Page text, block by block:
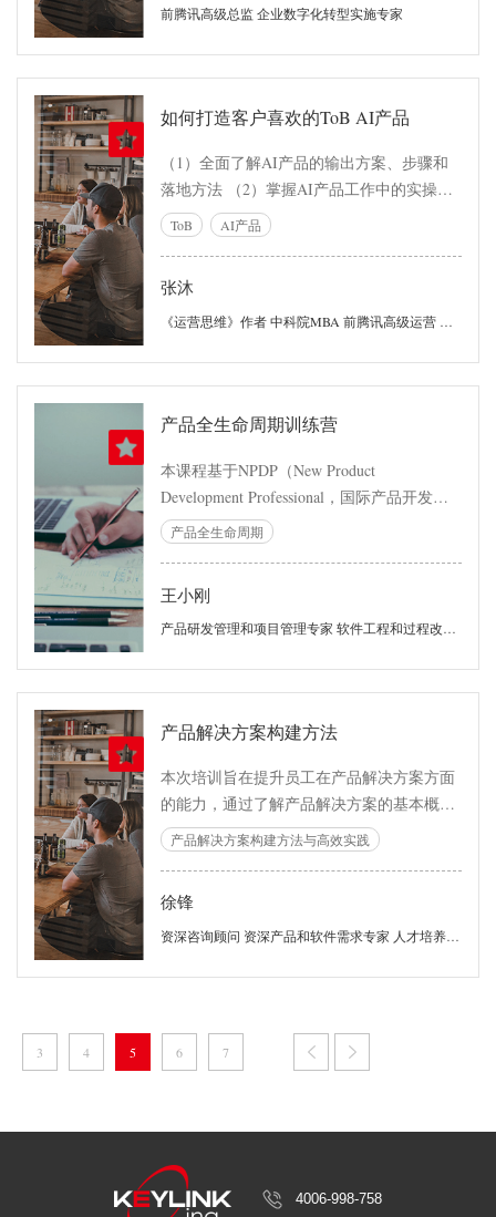
解产品经理在用户体验中的工作要点，学后
前腾讯高级总监 企业数字化转型实施专家
如何打造客户喜欢的ToB AI产品
（1）全面了解AI产品的输出方案、步骤和
落地方法 （2）掌握AI产品工作中的实操技
能 （3）通过系统的方法论+实战演练+情景
模拟，赋能业务一线提升产品能力。
ToB AI产品
张沐
《运营思维》作者 中科院MBA 前腾讯高级运营 创业公司合伙人 高级顾问
产品全生命周期训练营
本课程基于NPDP（New Product
Development Professional，国际产品开发协
会创立的产品经理认证）知识体系与
IPD（Integrated Product Development，集成
产品开发生命周期（PLC）的创意、概念、
规划、设计开发、验证发布、推广运营……
位、战略一致性保障、组合分析、产品的应
估产品在市场上的表现……等，以及在完成
这些活动项时如何与市场团队、研发团队、
销售团队……等其他职能之间有效（且有
序）协同工作； 本课程最后将完整阐述一个
真实存在的新产品开发案例的产品全生命周
经理的实际工作状态，以及在此过程中可资
利用的工具、方法/技术。特别地，本课程在
产品开发场景； 本课程可以单独开设，也可
规划”。
产品全生命周期
王小刚
产品研发管理和项目管理专家 软件工程和过程改进专家 业界知名讲师和咨询师
产品解决方案构建方法
本次培训旨在提升员工在产品解决方案方面
的能力，通过了解产品解决方案的基本概
念、原则和方法，深度学习如何分析市场需
求和客户痛点，以构建有针对性的产品解决
撰写技巧，包括结构、内容组织和沟通表
达。培养团队协作和沟通能力，以确保解决
产品解决方案构建方法与高效实践
徐锋
资深咨询顾问 资深产品和软件需求专家 人才培养专家
3 4 5 6 7
4006-998-758